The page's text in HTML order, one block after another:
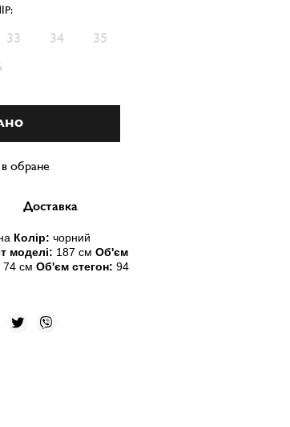
33 34
35
обране
Доставка
Колір: чорний
моделі: 187 см Об'єм
74 см Об'єм стегон: 94